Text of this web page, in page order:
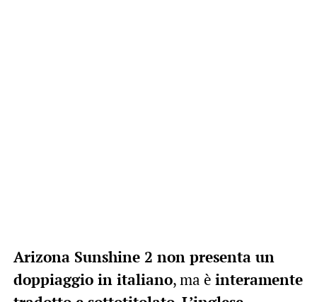
Arizona Sunshine 2 non presenta un
doppiaggio in italiano, ma è interamente